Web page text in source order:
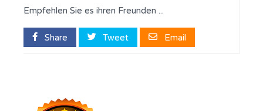
Empfehlen Sie es ihren Freunden ...
Share Tweet Email